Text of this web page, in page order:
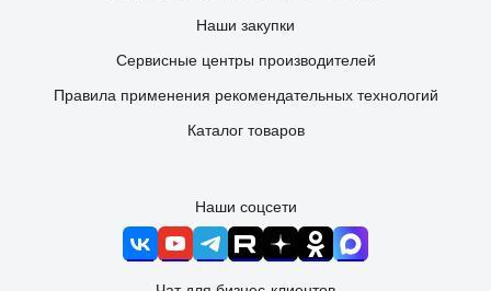
Наши закупки
Сервисные центры производителей
Правила применения рекомендательных технологий
Каталог товаров
Наши соцсети